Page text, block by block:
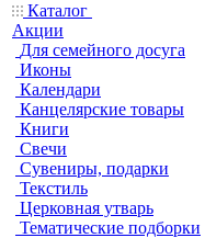
Каталог
Акции
Для семейного досуга
Иконы
Календари
Канцелярские товары
Книги
Свечи
Сувениры, подарки
Текстиль
Церковная утварь
Тематические подборки